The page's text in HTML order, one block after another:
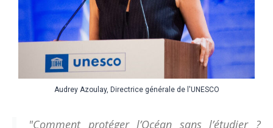
Audrey Azoulay, Directrice générale de l'UNESCO
"Comment protéger l’Océan sans l’étudier ?